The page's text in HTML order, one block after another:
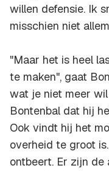
willen defensie. Ik
misschien niet
"Maar het is heel
te maken", gaat
wat je niet meer
Bontenbal dat hij
Ook vindt hij het
overheid te groot
ontbeert. Er zijn de